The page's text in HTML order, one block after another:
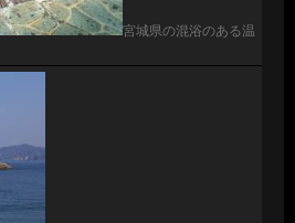
宮城県の混浴のある温